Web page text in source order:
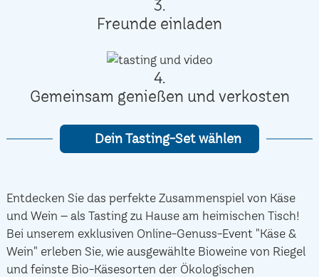
3.
Freunde einladen
4.
Gemeinsam genießen und verkosten
Dein Tasting-Set wählen
Entdecken Sie das perfekte Zusammenspiel von Käse
und Wein – als Tasting zu Hause am heimischen Tisch!
Bei unserem exklusiven Online-Genuss-Event "Käse &
Wein" erleben Sie, wie ausgewählte Bioweine von Riegel
und feinste Bio-Käsesorten der Ökologischen